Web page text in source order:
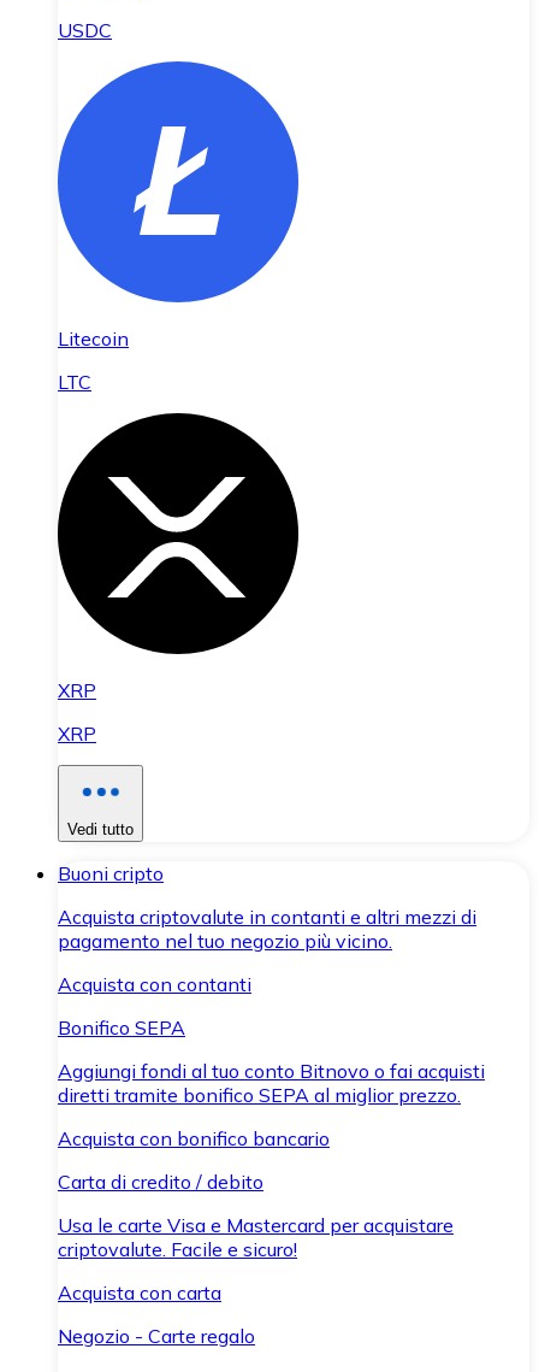
USDC
Litecoin
LTC
XRP
XRP
Vedi tutto
Buoni cripto
Acquista criptovalute in contanti e altri mezzi di
pagamento nel tuo negozio più vicino.
Acquista con contanti
Bonifico SEPA
Aggiungi fondi al tuo conto Bitnovo o fai acquisti
diretti tramite bonifico SEPA al miglior prezzo.
Acquista con bonifico bancario
Carta di credito / debito
Usa le carte Visa e Mastercard per acquistare
criptovalute. Facile e sicuro!
Acquista con carta
Negozio - Carte regalo